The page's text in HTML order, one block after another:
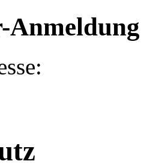
Anmeldung